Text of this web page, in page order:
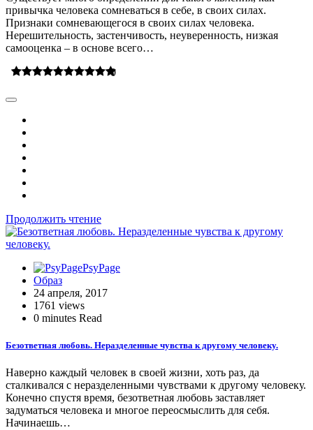
привычка человека сомневаться в себе, в своих силах.
Признаки сомневающегося в своих силах человека.
Нерешительность, застенчивость, неуверенность, низкая
самооценка – в основе всего…
0
Продолжить чтение
PsyPage
Образ
24 апреля, 2017
1761 views
0 minutes Read
Безответная любовь. Неразделенные чувства к другому человеку.
Наверно каждый человек в своей жизни, хоть раз, да
сталкивался с неразделенными чувствами к другому человеку.
Конечно спустя время, безответная любовь заставляет
задуматься человека и многое переосмыслить для себя.
Начинаешь…